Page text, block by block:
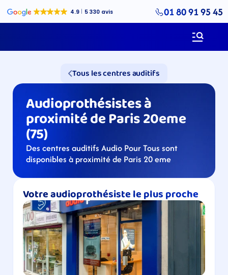
01 80 91 95 45
Tous les centres auditifs
Audioprothésistes à
proximité de Paris 20eme
(75)
Des centres auditifs Audio Pour Tous sont
disponibles à proximité de Paris 20 eme
Votre audioprothésiste le plus proche